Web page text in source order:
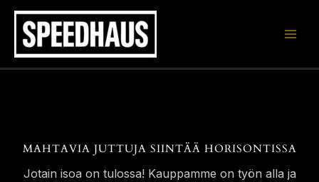
Siirry
sisältöön
MAHTAVIA JUTTUJA SIINTÄÄ HORISONTISSA
Jotain isoa on tulossa! Kauppamme on työn alla ja